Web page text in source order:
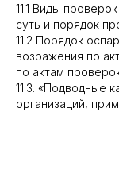
11.1 Виды
суть и порядок
11.2 Порядок
возражения по
по актам
11.3. «Подводные
организаций,